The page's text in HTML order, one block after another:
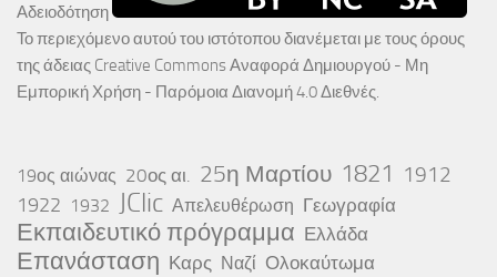
Αδειοδότηση
Το περιεχόμενο αυτού του ιστότοπου διανέμεται με τους όρους
της άδειας Creative Commons Αναφορά Δημιουργού - Μη
Εμπορική Χρήση - Παρόμοια Διανομή 4.0 Διεθνές.
19ος αιώνας 20ος αι. 25η Μαρτίου 1821 1912
1922 1932 JClic Απελευθέρωση Γεωγραφία
Εκπαιδευτικό πρόγραμμα Ελλάδα
Επανάσταση Καρς Ναζί Ολοκαύτωμα